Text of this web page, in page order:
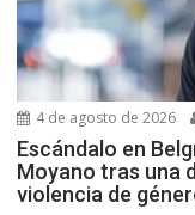
4 de agosto de 2026
Escándalo en
Moyano tras una
violencia de